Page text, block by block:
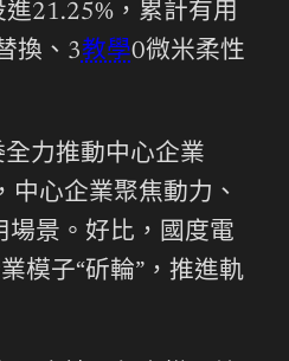
21.25%，累計有用
換、3教學0微米柔性
力推動中心企業
，中心企業聚焦動力、
景。好比，國度電
模子“斫輪”，推進軌